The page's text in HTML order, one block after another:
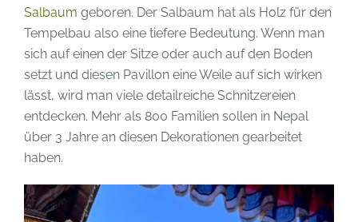
Salbaum geboren. Der Salbaum hat als Holz für den
Tempelbau also eine tiefere Bedeutung. Wenn man
sich auf einen der Sitze oder auch auf den Boden
setzt und diesen Pavillon eine Weile auf sich wirken
lässt, wird man viele detailreiche Schnitzereien
entdecken. Mehr als 800 Familien sollen in Nepal
über 3 Jahre an diesen Dekorationen gearbeitet
haben.